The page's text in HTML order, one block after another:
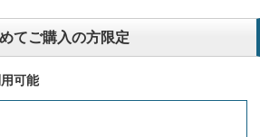
てご購入の方限定
可能